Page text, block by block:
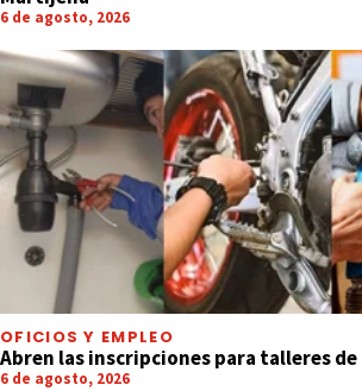
6 de agosto, 2026
OFICIOS Y EMPLEO
Abren las inscripciones para talleres
6 de agosto, 2026